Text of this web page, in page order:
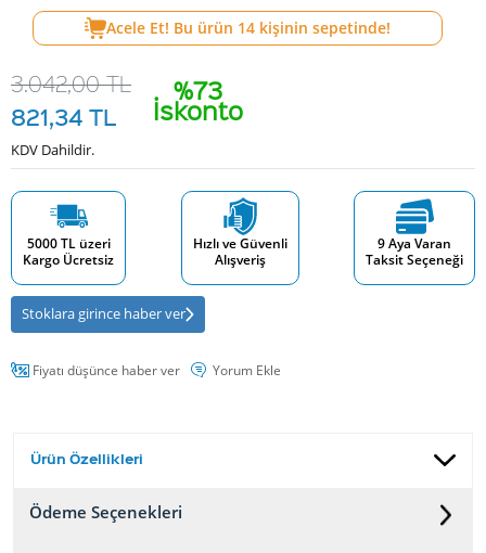
Acele Et! Bu ürün 14 kişinin sepetinde!
%73
İskonto
3.042,00TL
821,34 TL
KDV Dahildir.
5000 TL üzeri
Kargo Ücretsiz
Hızlı ve Güvenli
Alışveriş
9 Aya Varan
Taksit Seçeneği
Stoklara girince haber ver
Fiyatı düşünce haber ver Yorum Ekle
Ürün Özellikleri
Ödeme Seçenekleri